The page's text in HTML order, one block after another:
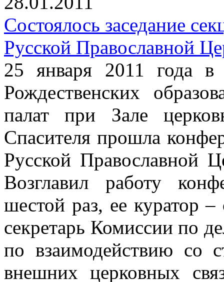
Состоялось заседание
Русской Православной
25 января 2011 года
Рождественских
палат при Зале
Спасителя прошла
Русской Православной
Возглавил работу
шестой раз, ее куратор
секретарь Комиссии по
по взаимодействию со
внешних церковных